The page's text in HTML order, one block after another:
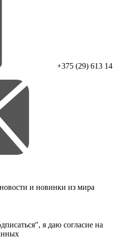
+375 (29) 613 14
и новинки из мира
я даю согласие на